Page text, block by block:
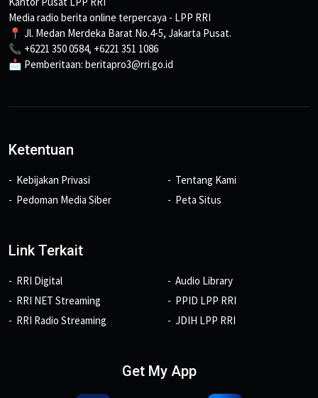
Media radio berita online terpercaya - LPP RRI
📍 Jl. Medan Merdeka Barat No.4-5, Jakarta Pusat.
📞 +6221 350 0584, +6221 351 1086
📩 Pemberitaan: beritapro3@rri.go.id
Ketentuan
Kebijakan Privasi
Pedoman Media Siber
Tentang Kami
Peta Situs
Link Terkait
RRI Digital
RRI NET Streaming
RRI Radio Streaming
Audio Library
PPID LPP RRI
JDIH LPP RRI
Get My App